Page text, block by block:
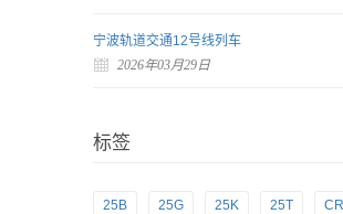
宁波轨道交通12号线列车
2026年03月29日
标签
25B 25G 25K 25T